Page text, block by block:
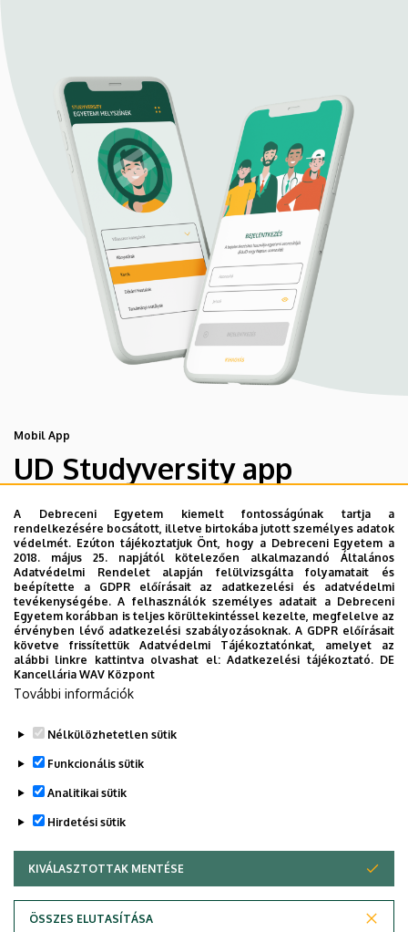
Mobil App
UD Studyversity app
Engedd meg, hogy figyelmedbe ajánljuk a Debreceni
Egyetem új applikációját, melyet hallgatói számára
készített. Az alkalmazás bevezetésével célunk, hogy
segítsünk eligazodni az egyetemi mindennapokban, a
tanulmányaiddal kapcsolatban gyorsan elérhető
információkat biztosítsunk, útmutatót adjunk az egyetemi
évek során felmerülő helyzetekkel, kérdésekkel
kapcsolatban, továbbá „zsebközelbe” hozzuk az Egyetem
és Debrecen város kulturális és sport életét.
Adatvédelem
A Debreceni Egyetem kiemelt fontosságúnak tartja a
rendelkezésére bocsátott, illetve birtokába jutott személyes adatok
védelmét. Ezúton tájékoztatjuk Önt, hogy a Debreceni Egyetem a
2018. május 25. napjától kötelezően alkalmazandó Általános
Adatvédelmi Rendelet alapján felülvizsgálta folyamatait és
beépítette a GDPR előírásait az adatkezelési és adatvédelmi
tevékenységébe. A felhasználók személyes adatait a Debreceni
Egyetem korábban is teljes körültekintéssel kezelte, megfelelve az
érvényben lévő adatkezelési szabályozásoknak. A GDPR előírásait
követve frissítettük Adatvédelmi Tájékoztatónkat, amelyet az
alábbi linkre kattintva olvashat el:Adatkezelési tájékoztató. DE
Kancellária WAV Központ
További információk
Nélkülözhetetlen sütik
Funkcionális sütik
Analitikai sütik
Hirdetési sütik
KIVÁLASZTOTTAK MENTÉSE
ÖSSZES ELUTASÍTÁSA
WITHDRAW CONSENT